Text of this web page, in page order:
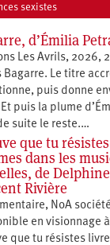
sexistes
d’Émilia
Les Avrils, 2026,
Bagarre. Le titre
puis donne
puis la plume
suite le reste.…
que tu
dans les
de
Rivière
NoA
en visionnage
que tu résistes